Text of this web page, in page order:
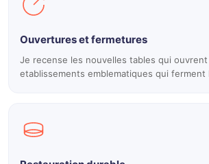
Ouvertures et fermetures
Je recense les nouvelles tables qui
etablissements emblematiques qui ferment